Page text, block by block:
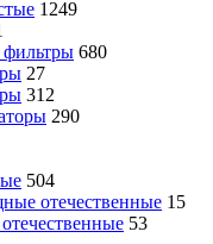
1249
фильтры 680
27
312
290
504
отечественные 15
53